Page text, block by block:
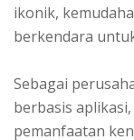
ikonik,
berkendara
Sebagai
berbasis
pemanfaatan